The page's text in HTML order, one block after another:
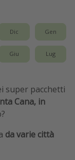
Dic Gen
Giu Lug
super pacchetti
Cana, in
da varie città